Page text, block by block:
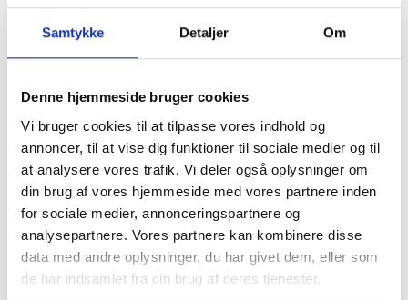
Samtykke Detaljer Om
Denne hjemmeside bruger cookies
Vi bruger cookies til at tilpasse vores indhold og
annoncer, til at vise dig funktioner til sociale medier og til
at analysere vores trafik. Vi deler også oplysninger om
din brug af vores hjemmeside med vores partnere inden
for sociale medier, annonceringspartnere og
analysepartnere. Vores partnere kan kombinere disse
data med andre oplysninger, du har givet dem, eller som
de har indsamlet fra din brug af deres tjenester.
Køb trygt hos